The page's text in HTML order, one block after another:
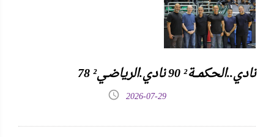
نادي..الحكمـــة² 90 نادي.الرياضـي² 78
2026-07-29